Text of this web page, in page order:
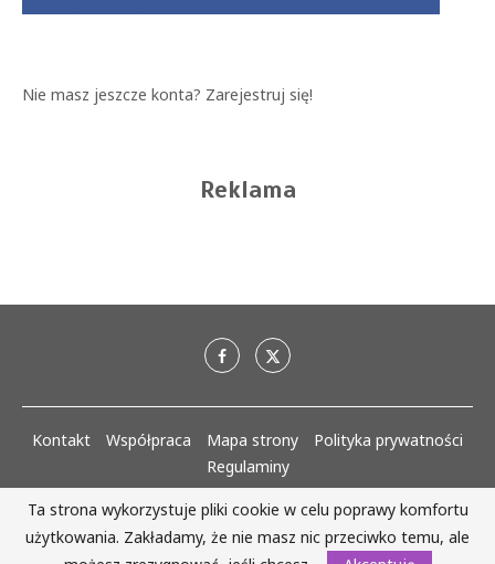
Nie masz jeszcze konta? Zarejestruj się!
Reklama
Kontakt Współpraca Mapa strony
Polityka prywatności
Regulaminy
AlejaKobiet.pl @2020 - 2023 Wszystkie prawa zastrzeżone. | Realizacja:
www.woh.group
Ta strona wykorzystuje pliki cookie w celu poprawy komfortu
użytkowania. Zakładamy, że nie masz nic przeciwko temu, ale